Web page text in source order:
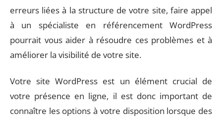
erreurs liées à la structure de votre site, faire appel
à un spécialiste en référencement WordPress
pourrait vous aider à résoudre ces problèmes et à
améliorer la visibilité de votre site.
Votre site WordPress est un élément crucial de
votre présence en ligne, il est donc important de
connaître les options à votre disposition lorsque des